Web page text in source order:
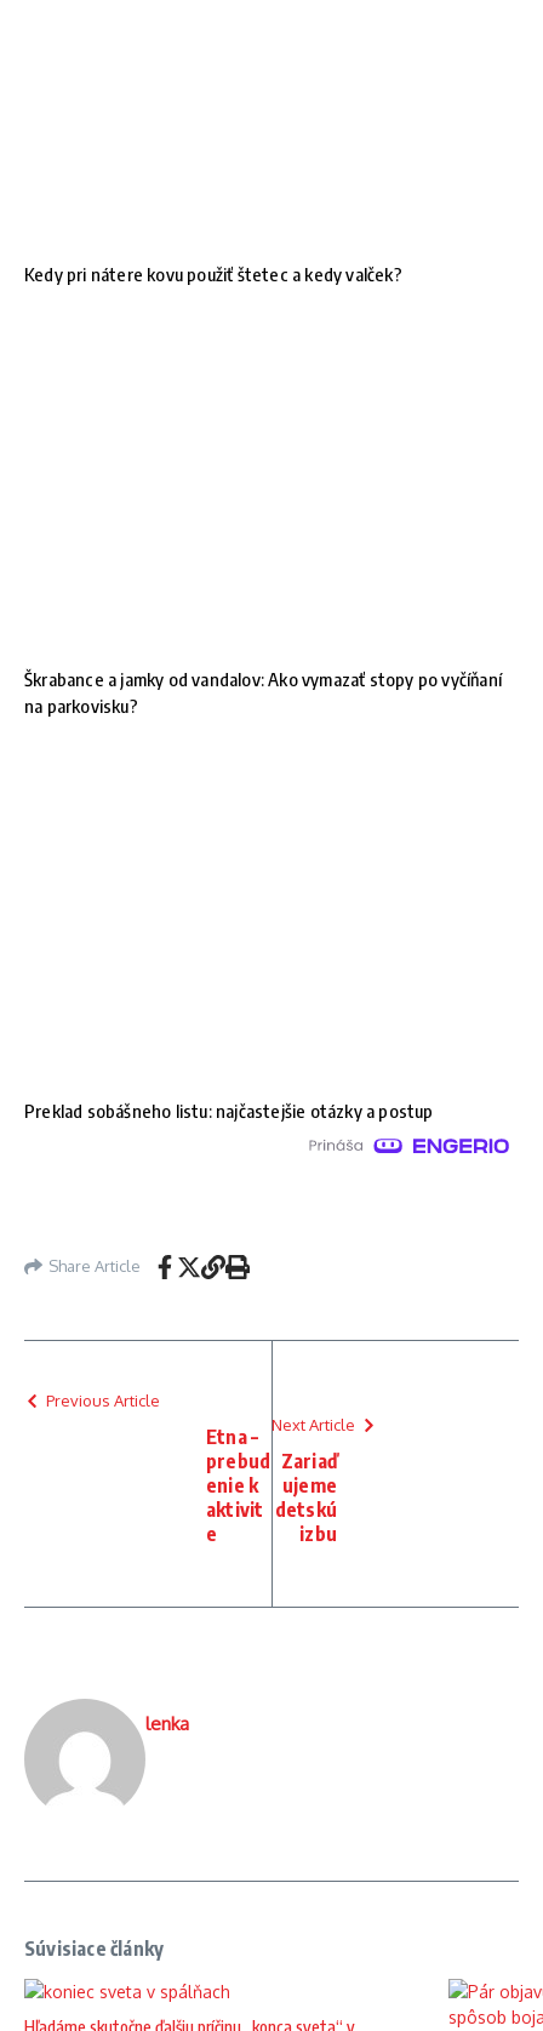
Kedy pri nátere kovu použiť štetec a kedy valček?
Škrabance a jamky od vandalov: Ako vymazať stopy po vyčíňaní
na parkovisku?
Preklad sobášneho listu: najčastejšie otázky a postup
Share Article
Previous Article
Etna –
prebud
enie k
aktivit
e
Next Article
Zariaď
ujeme
detskú
izbu
lenka
Súvisiace články
Hľadáme skutočne ďalšiu príčinu „konca sveta“ v